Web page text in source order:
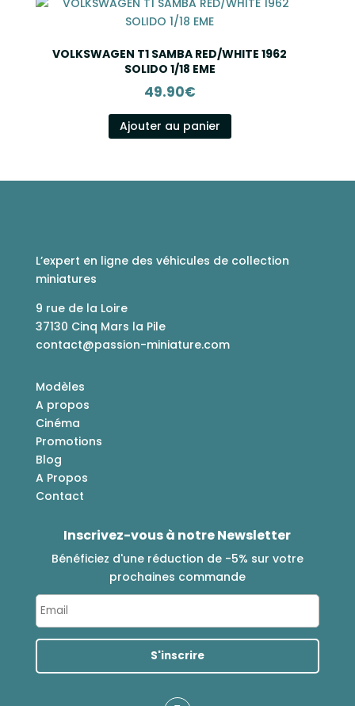
VOLKSWAGEN T1 SAMBA RED/WHITE 1962
SOLIDO 1/18 EME
49.90€
Ajouter au panier
L’expert en ligne des véhicules de collection
miniatures
9 rue de la Loire
37130 Cinq Mars la Pile
contact@passion-miniature.com
Modèles
A propos
Cinéma
Promotions
Blog
A Propos
Contact
Inscrivez-vous à notre Newsletter
Bénéficiez d'une réduction de -5% sur votre
prochaines commande